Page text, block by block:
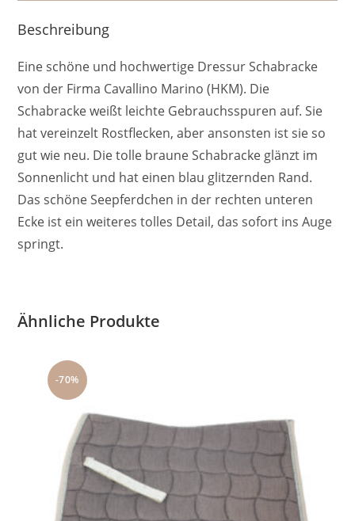
Beschreibung
Eine schöne und hochwertige Dressur Schabracke
von der Firma Cavallino Marino (HKM). Die
Schabracke weißt leichte Gebrauchsspuren auf. Sie
hat vereinzelt Rostflecken, aber ansonsten ist sie so
gut wie neu. Die tolle braune Schabracke glänzt im
Sonnenlicht und hat einen blau glitzernden Rand.
Das schöne Seepferdchen in der rechten unteren
Ecke ist ein weiteres tolles Detail, das sofort ins Auge
springt.
Ähnliche Produkte
-70%